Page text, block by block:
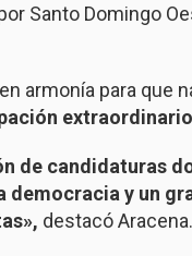
Santo Domingo
armonía para que
de candidaturas
democracia y un
destacó Aracena.